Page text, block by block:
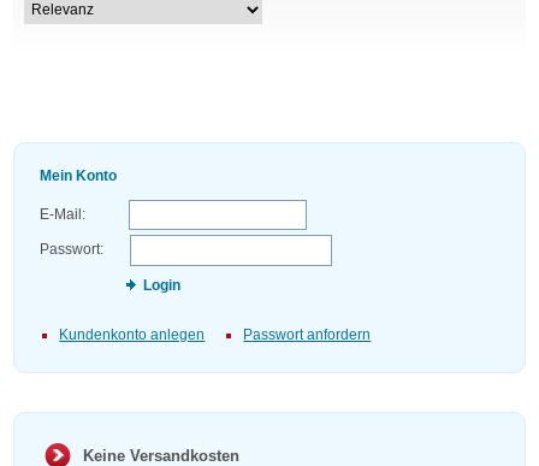
Mein Konto
E-Mail:
Passwort:
Login
Kundenkonto anlegen Passwort anfordern
Keine Versandkosten